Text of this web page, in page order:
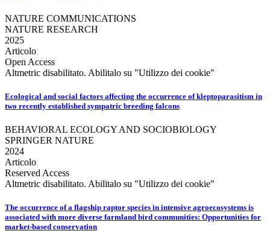
NATURE COMMUNICATIONS
NATURE RESEARCH
2025
Articolo
Open Access
Altmetric disabilitato. Abilitalo su "Utilizzo dei cookie"
Ecological and social factors affecting the occurrence of kleptoparasitism in
two recently established sympatric breeding falcons
BEHAVIORAL ECOLOGY AND SOCIOBIOLOGY
SPRINGER NATURE
2024
Articolo
Reserved Access
Altmetric disabilitato. Abilitalo su "Utilizzo dei cookie"
The occurrence of a flagship raptor species in intensive agroecosystems is
associated with more diverse farmland bird communities: Opportunities for
market-based conservation